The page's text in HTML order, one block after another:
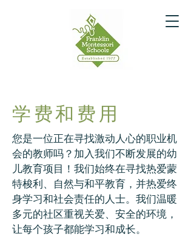
学费和费用
您是一位正在寻找激动人心的职业机
会的教师吗？加入我们不断发展的幼
儿教育项目！我们始终在寻找热爱蒙
特梭利、自然与和平教育，并热爱终
身学习和社会责任的人士。我们温暖
多元的社区重视关爱、安全的环境，
让每个孩子都能学习和成长。